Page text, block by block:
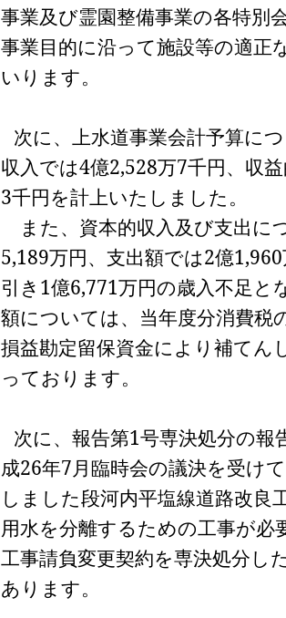
事業及び霊園整備事業の各特別
事業目的に沿って施設等の適正
いります。
次に、上水道事業会計予算に
収入では4億2,528万7千円、収
3千円を計上いたしました。
また、資本的収入及び支出に
5,189万円、支出額では2億1,960
引き 1億6,771万円の歳入不足と
額については、当年度分消費税
損益勘定留保資金により補てん
っております。
次に、報告第1号専決処分の報
成26年7月臨時会の議決を受け
しました段河内平塩線道路改良
用水を分離するための工事が
工事請負変更契約を専決処分し
あります。